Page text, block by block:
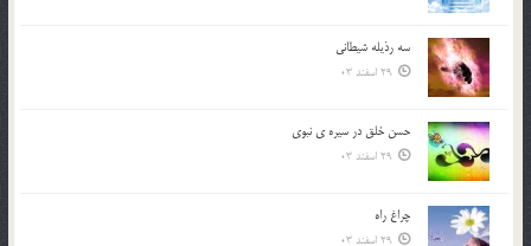
سه رذیله شیطانی
29 اسفند 03
حسن خلق در سيره ي نبوي
29 اسفند 03
چراغ راه
29 اسفند 03